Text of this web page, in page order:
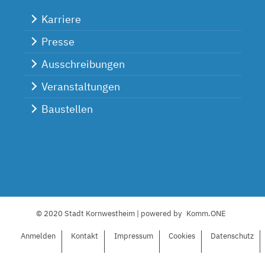
Karriere
Presse
Ausschreibungen
Veranstaltungen
Baustellen
© 2020 Stadt Kornwestheim | powered by Komm.ONE
Anmelden Kontakt Impressum Cookies Datenschutz